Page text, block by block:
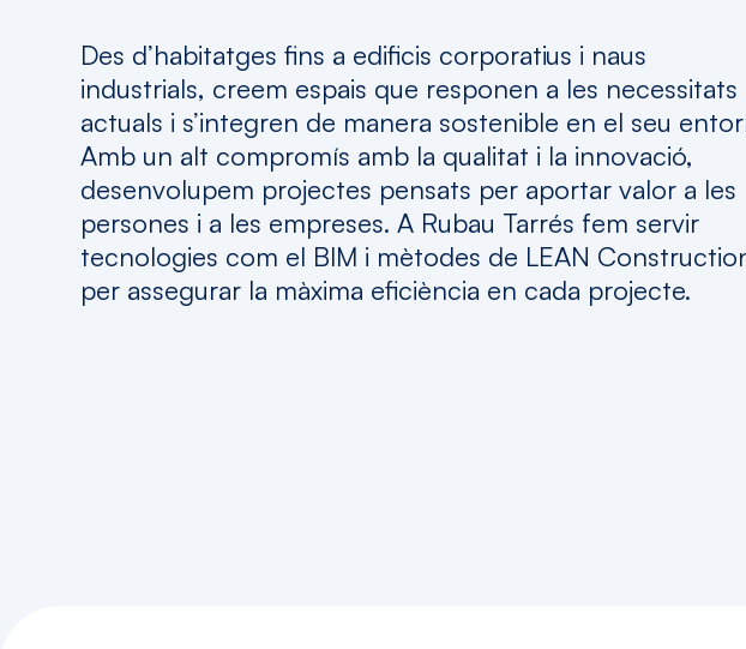
Des d’habitatges fins a edificis corporatius i naus
industrials, creem espais que responen a les necessitats
actuals i s’integren de manera sostenible en el seu
Amb un alt compromís amb la qualitat i la innovació,
desenvolupem projectes pensats per aportar valor a les
persones i a les empreses. A Rubau Tarrés fem servir
tecnologies com el BIM i mètodes de LEAN
per assegurar la màxima eficiència en cada projecte.